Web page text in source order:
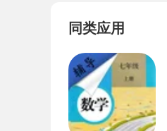
同类应用